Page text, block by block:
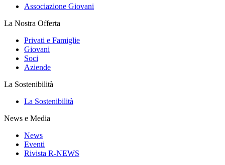
Associazione Giovani
La Nostra Offerta
Privati e Famiglie
Giovani
Soci
Aziende
La Sostenibilità
La Sostenibilità
News e Media
News
Eventi
Rivista R-NEWS